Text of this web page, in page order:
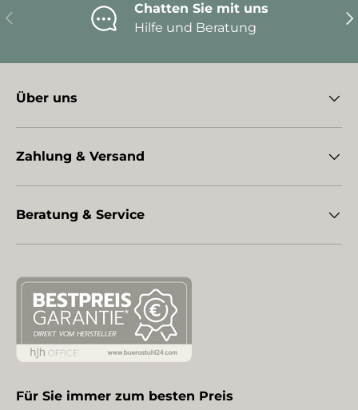
Vorherige
Chatten Sie mit uns
Hilfe und Beratung
Über uns
Zahlung & Versand
Beratung & Service
Für Sie immer zum besten Preis